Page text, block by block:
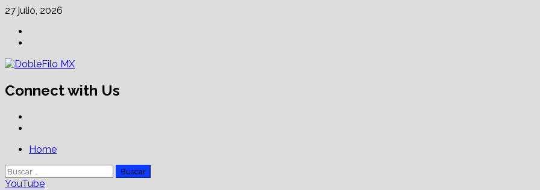
Skip
content
27 julio, 2026
Connect with Us
PrimaryHome
Buscar:
YouTube